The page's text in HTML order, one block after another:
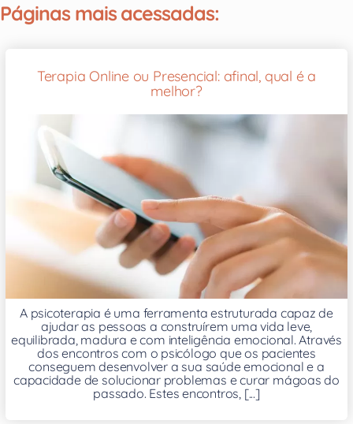
Páginas mais acessadas:
Terapia Online ou Presencial: afinal, qual é a
melhor?
A psicoterapia é uma ferramenta estruturada capaz de
ajudar as pessoas a construírem uma vida leve,
equilibrada, madura e com inteligência emocional. Através
dos encontros com o psicólogo que os pacientes
conseguem desenvolver a sua saúde emocional e a
capacidade de solucionar problemas e curar mágoas do
passado. Estes encontros, [...]